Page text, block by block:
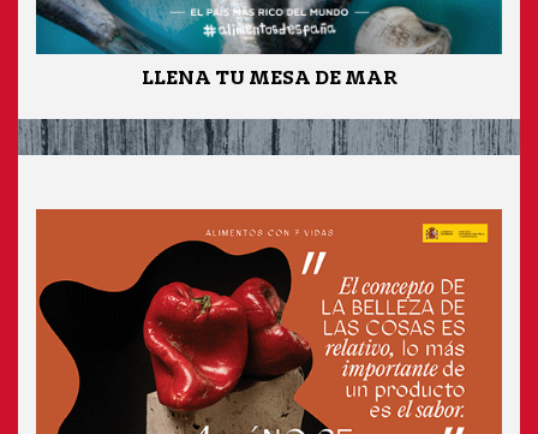
LLENA TU MESA DE MAR